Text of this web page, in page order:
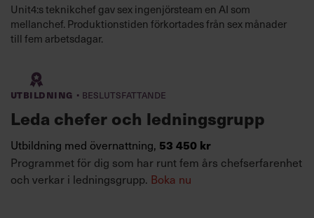
Unit4:s teknikchef gav sex ingenjörsteam en AI som
mellanchef. Produktionstiden förkortades från sex månader
till fem arbetsdagar.
Utbildning · Beslutsfattande
Leda chefer och ledningsgrupp
Utbildning med övernattning, 53 450 kr
Programmet för dig som har runt fem års chefserfarenhet
och verkar i ledningsgrupp. Boka nu